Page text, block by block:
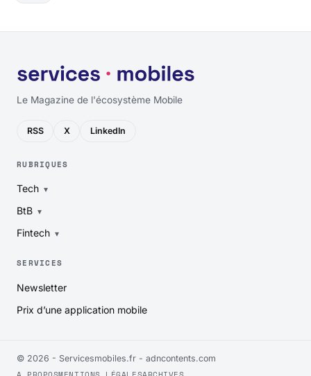
Le Magazine de l'écosystème Mobile
RSS X LinkedIn
RUBRIQUES
Tech
BtB
Fintech
SERVICES
Newsletter
Prix d’une application mobile
© 2026 - Servicesmobiles.fr - adncontents.com